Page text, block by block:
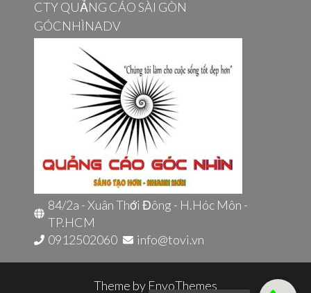
CTY QUẢNG CÁO SÀI GÒN
GÓCNHÌNADV
84/2a - Xuân Thới Đông - H.Hóc Môn -
TP.HCM
0912502060
info@tovi.vn
Theme by EnvoThemes